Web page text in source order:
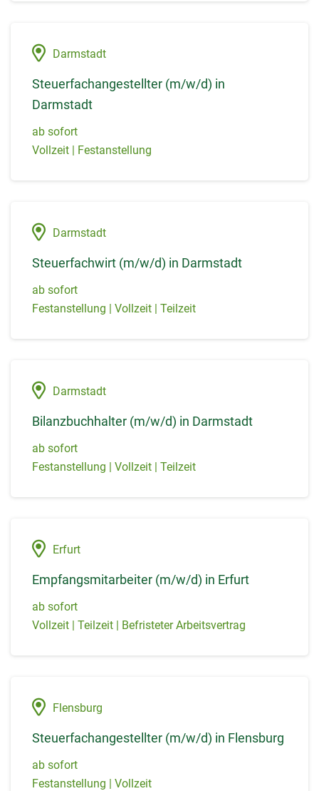
Darmstadt
Steuerfachangestellter (m/w/d) in
Darmstadt
ab sofort
Vollzeit | Festanstellung
Darmstadt
Steuerfachwirt (m/w/d) in Darmstadt
ab sofort
Festanstellung | Vollzeit | Teilzeit
Darmstadt
Bilanzbuchhalter (m/w/d) in Darmstadt
ab sofort
Festanstellung | Vollzeit | Teilzeit
Erfurt
Empfangsmitarbeiter (m/w/d) in Erfurt
ab sofort
Vollzeit | Teilzeit | Befristeter Arbeitsvertrag
Flensburg
Steuerfachangestellter (m/w/d) in Flensburg
ab sofort
Festanstellung | Vollzeit